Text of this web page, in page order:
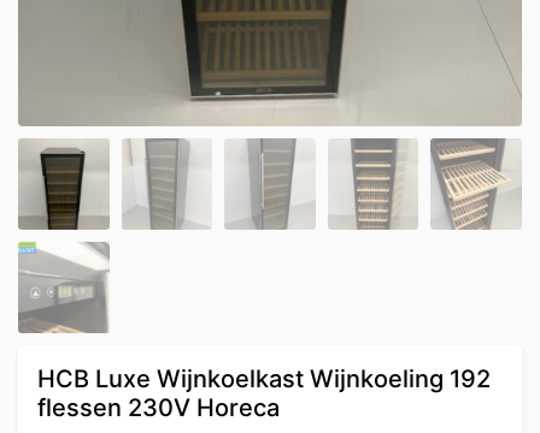
HCB Luxe Wijnkoelkast Wijnkoeling 192
flessen 230V Horeca